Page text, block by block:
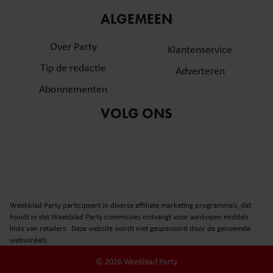
partners voor social media, adverteren en analyse. Deze
informatie die u aan ze heeft verstrekt of die ze hebben
verzameld op basis van uw gebruik van hun services. U
gebruiken.
ALGEMEEN
Over Party
Tip de redactie
Abonnementen
Klantenservice
Adverteren
VOLG ONS
Weekblad Party participeert in diverse affiliate marketing programma’s, dat
houdt in dat Weekblad Party commissies ontvangt voor aankopen middels
links van retailers. Deze website wordt niet gesponsord door de genoemde
webwinkels.
© 2026 Weekblad Party